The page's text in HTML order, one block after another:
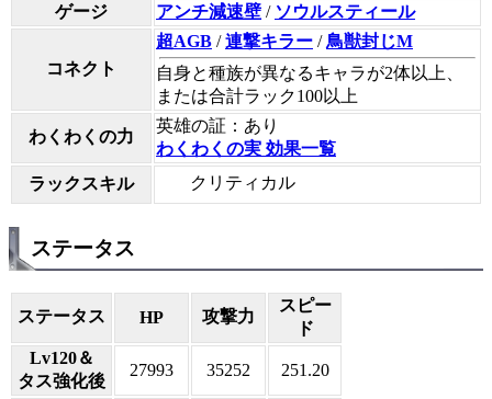
ゲージ
アンチ減速壁 / ソウルスティール
コネクト
超AGB /連撃キラー /鳥獣封じM
自身と種族が異なるキャラが2体以上、
または合計ラック100以上
わくわくの力
英雄の証：あり
わくわくの実 効果一覧
ラックスキル
クリティカル
ステータス
ステータス HP 攻撃力
スピー
ド
Lv120＆
タス強化後
27993 35252 251.20